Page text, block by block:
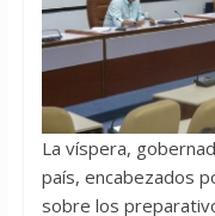
La víspera,
país, encabezados
sobre los